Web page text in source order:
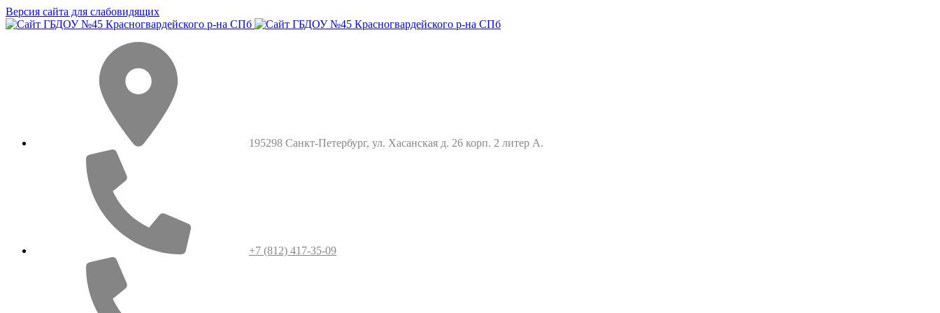
Версия сайта для слабовидящих
195298 Санкт-Петербург, ул. Хасанская д. 26 корп. 2 литер А.
+7 (812) 417-35-09